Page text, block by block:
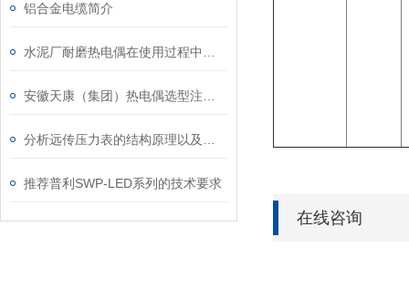
铝合金电缆简介
推荐普利SWP-LED系列的技术要求
在线咨询